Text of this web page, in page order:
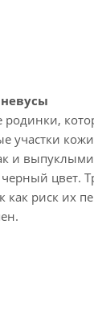
участки
и
цвет.
как риск их